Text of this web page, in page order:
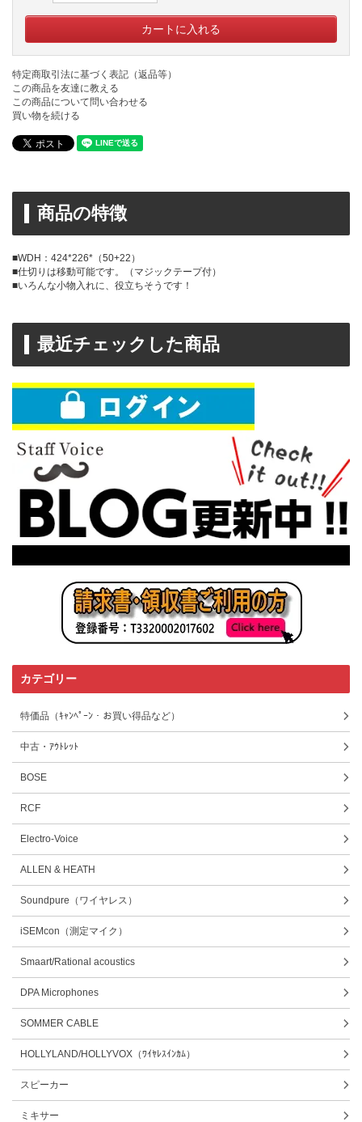
特定商取引法に基づく表記（返品等）
この商品を友達に教える
この商品について問い合わせる
買い物を続ける
商品の特徴
■WDH：424*226*（50+22）
■仕切りは移動可能です。（マジックテープ付）
■いろんな小物入れに、役立ちそうです！
最近チェックした商品
カテゴリー
特価品（ｷｬﾝﾍﾟｰﾝ・お買い得品など）
中古・ｱｳﾄﾚｯﾄ
BOSE
RCF
Electro-Voice
ALLEN & HEATH
Soundpure（ワイヤレス）
iSEMcon（測定マイク）
Smaart/Rational acoustics
DPA Microphones
SOMMER CABLE
HOLLYLAND/HOLLYVOX（ﾜｲﾔﾚｽｲﾝｶﾑ）
スピーカー
ミキサー